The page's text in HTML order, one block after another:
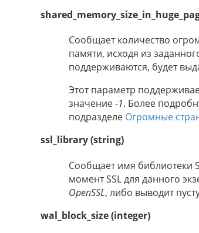
Сообщает количество
памяти, исходя из
поддерживаются, будет
Этот параметр
значение-1. Более
подразделе Огромные
ssl_library (string)
Сообщает имя библиотеки
момент SSL для данного
OpenSSL, либо выводит
wal_block_size (integer)